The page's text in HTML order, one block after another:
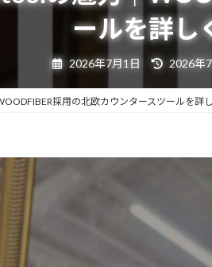
ールを詳し
2026年7月1日
最
終
新
日
2026年
採用の北欧カウンタースツールを詳